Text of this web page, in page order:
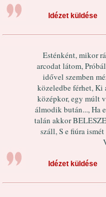
Idézet küldése
Esténként, mikor
arcodat látom,
idővel szemben
közeledbe férhet, Ki
középkor, egy múlt
álmodik bután..., Ha
talán akkor
száll, S e fiúra
Idézet küldése